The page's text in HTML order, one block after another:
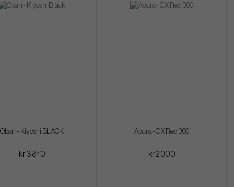
Oban - Kiyoshi BLACK
kr 3 840
Accra - GX Red 300
kr 2 000